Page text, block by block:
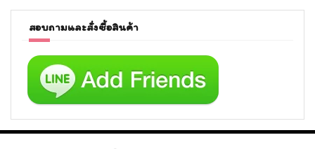
สอบถามและสั่งซื้อสินค้า